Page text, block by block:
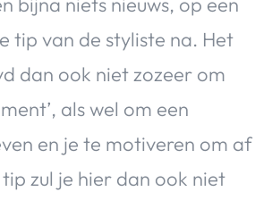
tip van de styliste na. Het
dan ook niet zozeer om
als wel om een
en je te motiveren om af
zul je hier dan ook niet